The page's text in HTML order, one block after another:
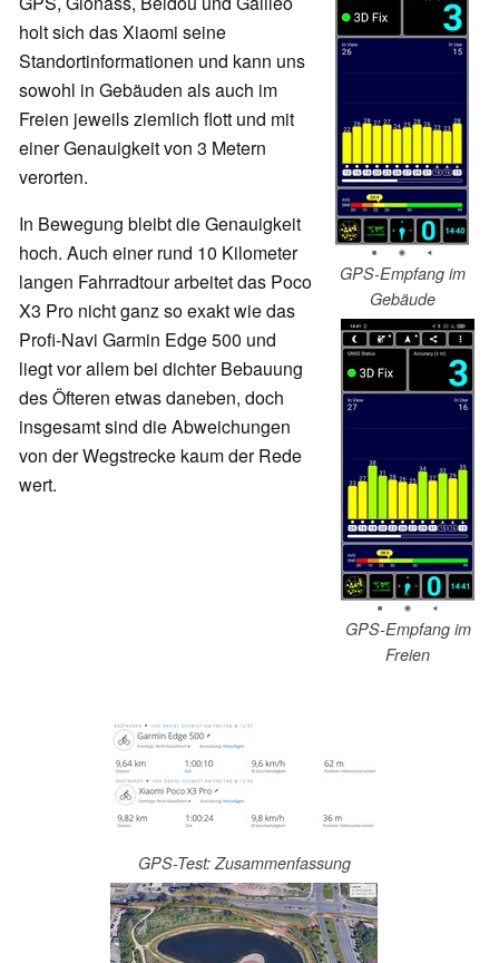
GPS-Empfang im
Gebäude
GPS-Empfang im
Freien
holt sich das Xiaomi seine
Standortinformationen und kann uns
sowohl in Gebäuden als auch im
Freien jeweils ziemlich flott und mit
einer Genauigkeit von 3 Metern
verorten.
In Bewegung bleibt die Genauigkeit
hoch. Auch einer rund 10 Kilometer
langen Fahrradtour arbeitet das Poco
X3 Pro nicht ganz so exakt wie das
Profi-Navi Garmin Edge 500 und
liegt vor allem bei dichter Bebauung
des Öfteren etwas daneben, doch
insgesamt sind die Abweichungen
von der Wegstrecke kaum der Rede
wert.
GPS-Test: Zusammenfassung